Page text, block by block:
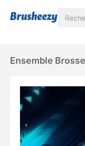
Ensemble